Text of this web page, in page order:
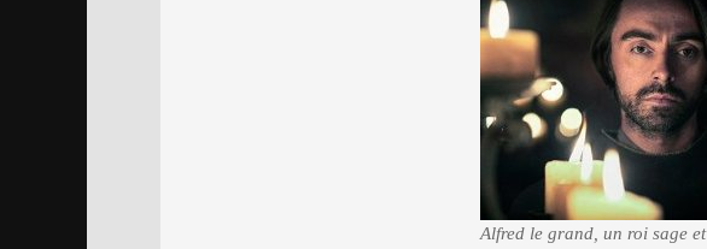
Alfred le grand, un roi sage et